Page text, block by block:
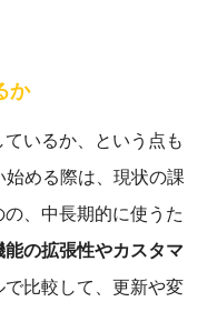
か
いるか、という点も
める際は、現状の課
、中長期的に使うた
能の拡張性やカスタマ
比較して、更新や変